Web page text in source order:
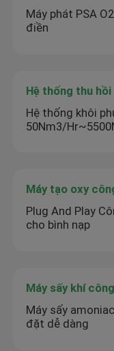
Máy phát PSA
điền
Hệ thống thu hồi
Hệ thống khôi
50Nm3/
Máy tạo oxy
Plug And Play
cho bình nạp
Máy sấy khí
Máy sấy
đặt dễ dàng